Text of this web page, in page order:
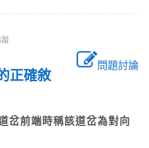
蹤
問題討論
正確敘
岔前端時稱該道岔為對向